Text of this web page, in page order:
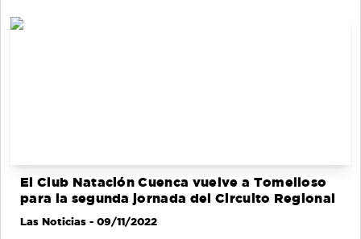
El Club Natación Cuenca vuelve a Tomelloso
para la segunda jornada del Circuito Regional
Las Noticias - 09/11/2022